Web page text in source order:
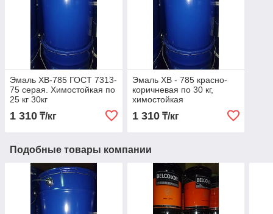
Эмаль ХВ-785 ГОСТ 7313-
75 серая. Химостойкая по
25 кг 30кг
1 310 ₸/кг
Эмаль ХВ - 785 красно-
коричневая по 30 кг,
химостойкая
1 310₸/кг
Подобные товары компании